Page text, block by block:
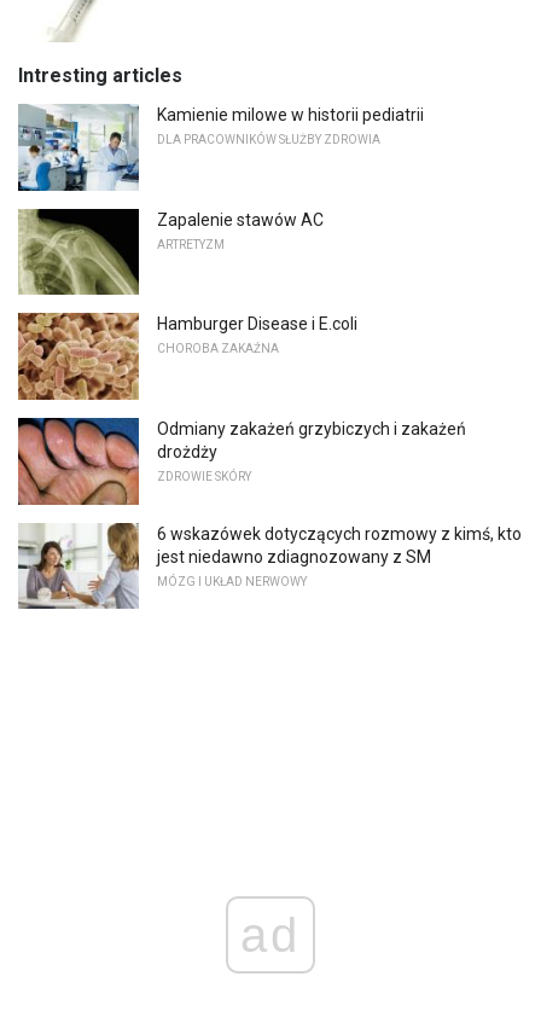
Intresting articles
Kamienie milowe w historii pediatrii
DLA PRACOWNIKÓW SŁUŻBY ZDROWIA
Zapalenie stawów AC
ARTRETYZM
Hamburger Disease i E.coli
CHOROBA ZAKAŹNA
Odmiany zakażeń grzybiczych i zakażeń
drożdży
ZDROWIE SKÓRY
6 wskazówek dotyczących rozmowy z kimś, kto
jest niedawno zdiagnozowany z SM
MÓZG I UKŁAD NERWOWY
ad